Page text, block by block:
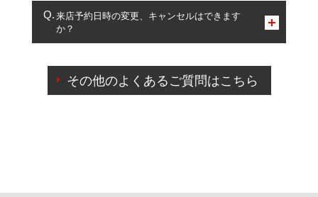
複数サービスのご予約は可能です。
一部の商品・サービスの組み合わせに限り、同時にご予約が
出来ないものもございます。
来店予約日時の変更、キャンセルはできます
か？
ご来店予約日の3営業日前を過ぎている場合のご予約
の日時変更につきましては、直接ご予約の店舗まで
その他のよくあるご質問はこちら